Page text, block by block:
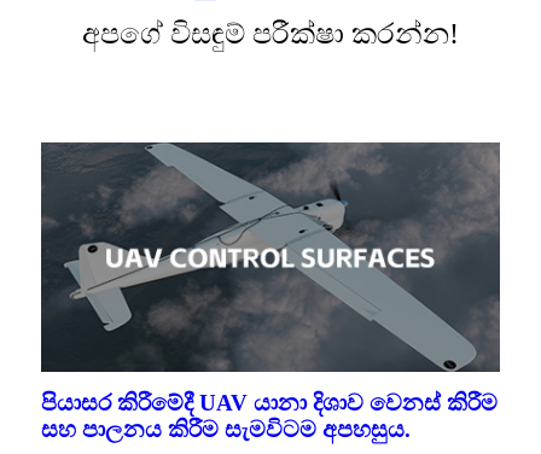
අපගේ විසඳුම් පරීක්ෂා කරන්න!
පියාසර කිරීමේදී UAV යානා දිශාව වෙනස් කිරීම
සහ පාලනය කිරීම සැමවිටම අපහසුය.